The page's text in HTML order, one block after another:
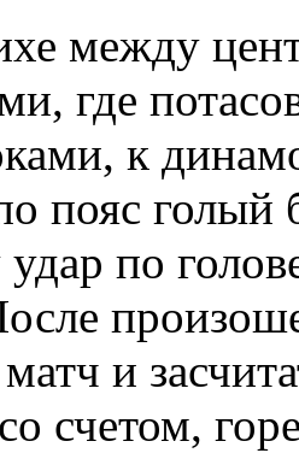
между
где
к
пояс
по
и
счетом,